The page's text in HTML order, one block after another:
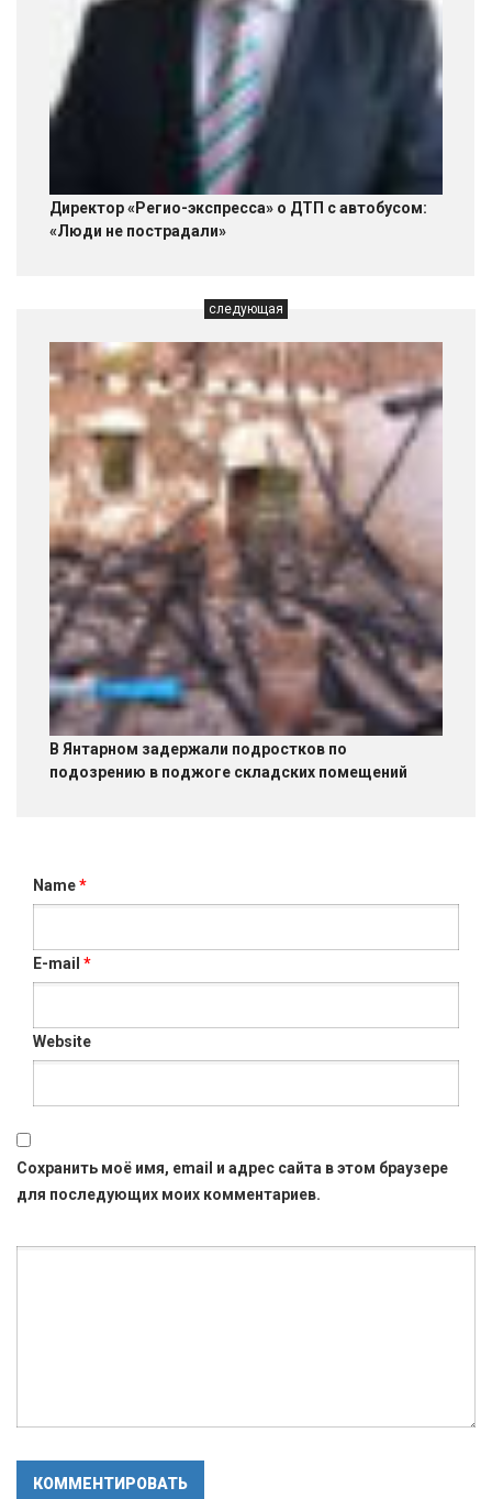
Директор «Регио-экспресса» о ДТП с автобусом:
«Люди не пострадали»
следующая
В Янтарном задержали подростков по
подозрению в поджоге складских помещений
Name*
E-mail *
Website
Сохранить моё имя, email и адрес сайта в этом браузере
для последующих моих комментариев.